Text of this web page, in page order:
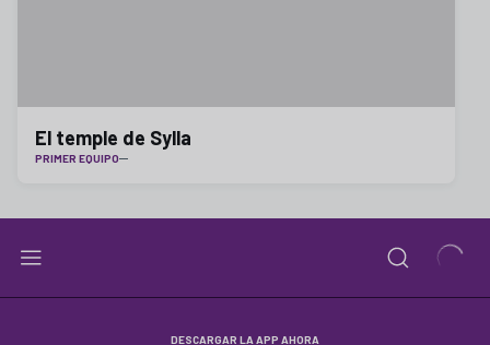
El temple de Sylla
PRIMER EQUIPO
DESCARGAR LA APP AHORA